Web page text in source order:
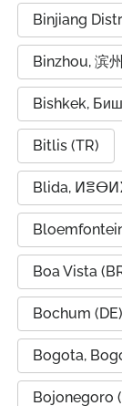
Binjiang
Binzhou, 滨
Bishkek,
Bitlis (TR)
Boa Vista
Bochum (DE)
Bogota,
Bojonegoro